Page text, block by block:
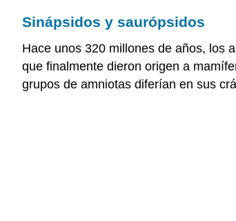
Sinápsidos y saurópsidos
Hace unos 320 millones de años, los
que finalmente dieron origen a
grupos de amniotas diferían en sus